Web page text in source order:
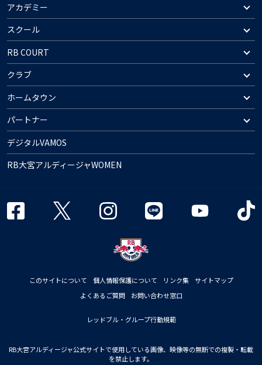
アカデミー
スクール
RB COURT
クラブ
ホームタウン
パートナー
デジタルVAMOS
RB大宮アルディージャWOMEN
このサイトについて 個人情報保護について リンク集
サイトマップ
よくあるご質問
お問い合わせ窓口
レッドブル・グループ行動規範
RB大宮アルディージャ公式サイトで使用している画像、映像等の無断での複製・転載
を禁止します。